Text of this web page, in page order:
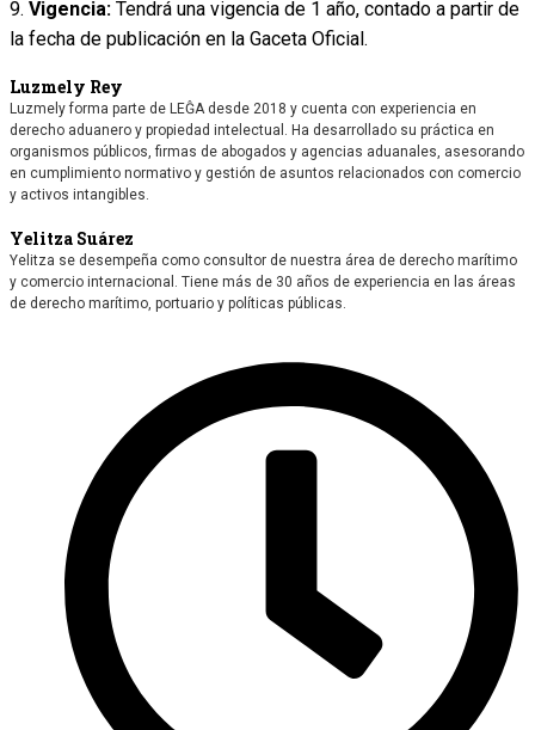
9. Vigencia: Tendrá una vigencia de 1 año, contado a partir de
la fecha de publicación en la Gaceta Oficial.
Luzmely Rey
Luzmely forma parte de LEĜA desde 2018 y cuenta con experiencia en
derecho aduanero y propiedad intelectual. Ha desarrollado su práctica en
organismos públicos, firmas de abogados y agencias aduanales, asesorando
en cumplimiento normativo y gestión de asuntos relacionados con comercio
y activos intangibles.
Yelitza Suárez
Yelitza se desempeña como consultor de nuestra área de derecho marítimo
y comercio internacional. Tiene más de 30 años de experiencia en las áreas
de derecho marítimo, portuario y políticas públicas.